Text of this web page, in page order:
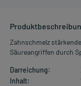
Zahnschmelz
Säureangriffen durch
Darreichung:
Inhalt: